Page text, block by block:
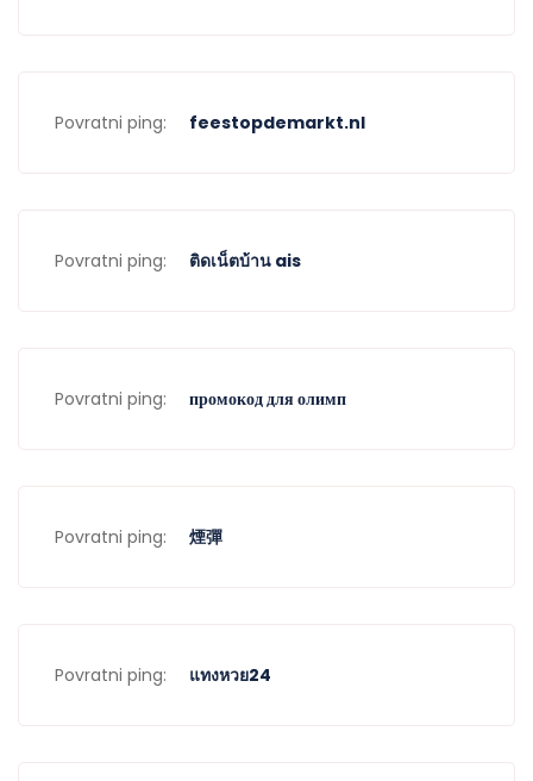
Povratni ping: feestopdemarkt.nl
Povratni ping: ติดเน็ตบ้าน ais
Povratni ping: промокод для олимп
Povratni ping: 煙彈
Povratni ping: แทงหวย24